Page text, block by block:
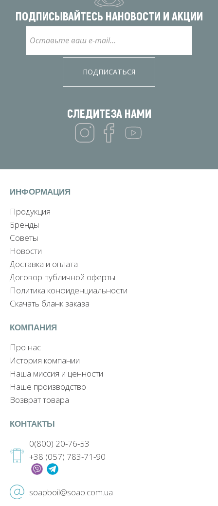
ПОДПИСЫВАЙТЕСЬ НАНОВОСТИ И АКЦИИ
ПОДПИСАТЬСЯ
СЛЕДИТЕЗА НАМИ
ИНФОРМАЦИЯ
Продукция
Бренды
Советы
Новости
Доставка и оплата
Договор публичной оферты
Политика конфиденциальности
Скачать бланк заказа
КОМПАНИЯ
Про нас
История компании
Наша миссия и ценности
Наше производство
Возврат товара
КОНТАКТЫ
0(800) 20-76-53
+38 (057) 783-71-90
soapboil@soap.com.ua